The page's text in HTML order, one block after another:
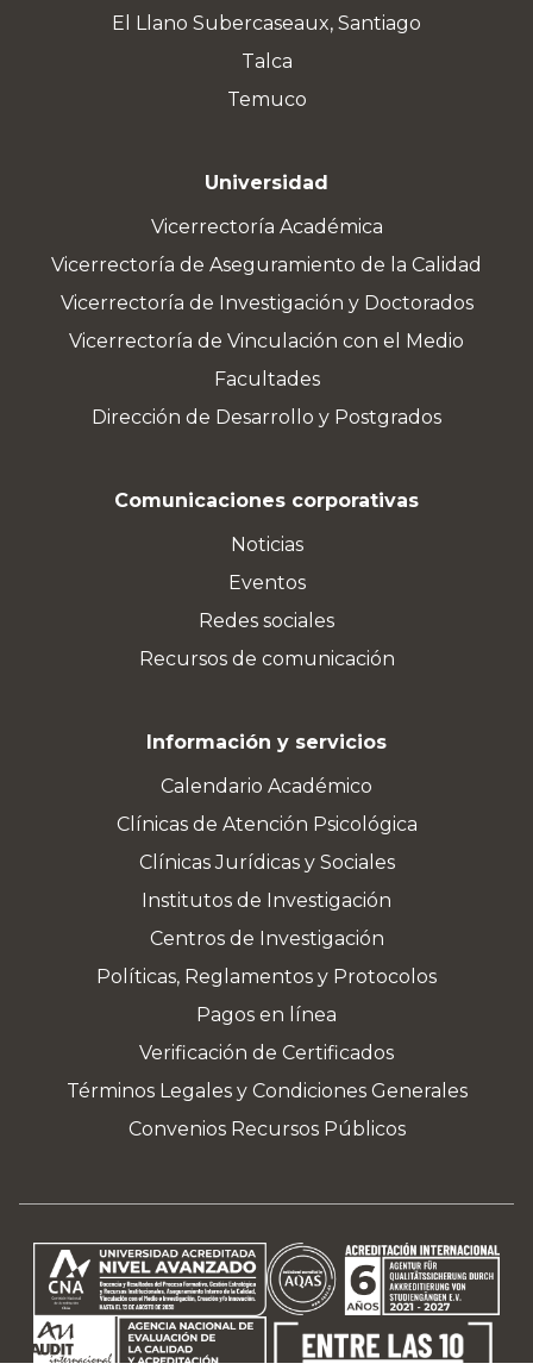
El Llano Subercaseaux, Santiago
Talca
Temuco
Universidad
Vicerrectoría Académica
Vicerrectoría de Aseguramiento de la Calidad
Vicerrectoría de Investigación y Doctorados
Vicerrectoría de Vinculación con el Medio
Facultades
Dirección de Desarrollo y Postgrados
Comunicaciones corporativas
Noticias
Eventos
Redes sociales
Recursos de comunicación
Información y servicios
Calendario Académico
Clínicas de Atención Psicológica
Clínicas Jurídicas y Sociales
Institutos de Investigación
Centros de Investigación
Políticas, Reglamentos y Protocolos
Pagos en línea
Verificación de Certificados
Términos Legales y Condiciones Generales
Convenios Recursos Públicos